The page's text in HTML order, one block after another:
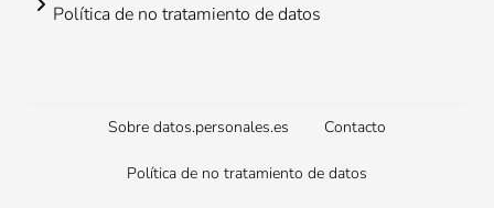
Política de no tratamiento de datos
Sobre datos.personales.es Contacto
Política de no tratamiento de datos